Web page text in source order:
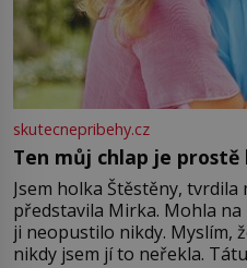
skutecnepribehy.cz
Ten můj chlap je prostě
Jsem holka Štěstěny, tvrdila
představila Mirka. Mohla
ji neopustilo nikdy. Myslím,
nikdy jsem jí to neřekla.